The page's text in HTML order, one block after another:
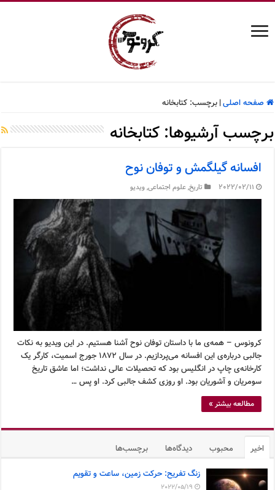
صفحه اصلی| برچسب:کتابخانه
برچسب آرشیوها:کتابخانه
افسانه گیلگمش و توفان نوح
2022/02/11 تاریخ,علوم اجتماعی,ویدیو
کرونوس – همه‌ی ما با داستان توفان نوح آشنا هستیم. در این ویدیو به نکات
جالبی درباره‌ی این افسانه می‌پردازیم. در سال ۱۸۷۲ جورج اسمیت، کارگر یک
کارخانه‌ی چاپ در انگلیس بود که تحصیلات عالی نداشت؛ اما عاشق تاریخ
سومریان و آشوریان بود. او روزی کشف جالبی کرد. او پس …
مطالعه بیشتر »
اخیر محبوب دیدگاه‌ها برچسب‌ها
زنگ تفریح: حرکت زمین، ساعت و تقویم
2022/05/19